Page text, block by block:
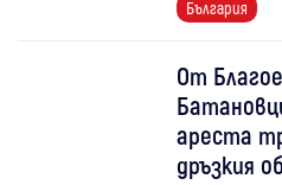
България
От
ареста
дръзкия